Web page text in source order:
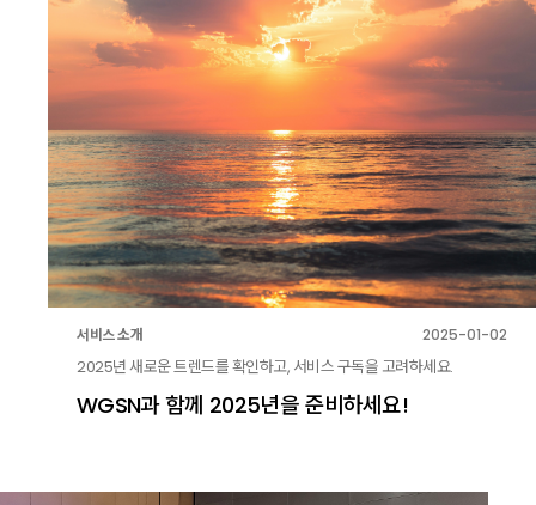
서비스 소개 2025-01-02
2025년 새로운 트렌드를 확인하고, 서비스 구독을 고려하세요.
WGSN과 함께 2025년을 준비하세요!